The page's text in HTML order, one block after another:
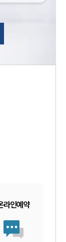
라인예약